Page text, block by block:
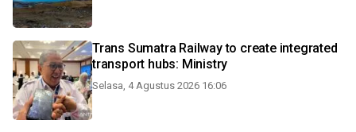
Trans Sumatra Railway to create integrated
transport hubs: Ministry
Selasa, 4 Agustus 2026 16:06